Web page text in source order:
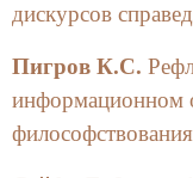
дискурсов
Пигров К.С.
информационном
философствования